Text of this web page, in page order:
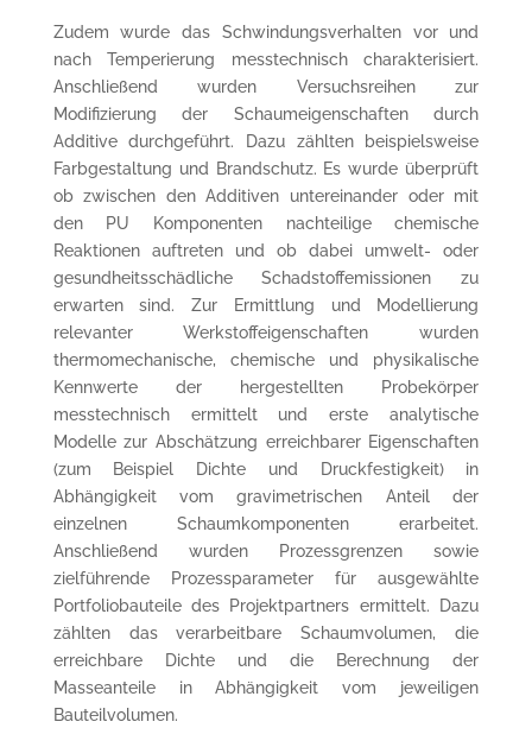
Zudem wurde das Schwindungsverhalten vor und
nach Temperierung messtechnisch charakterisiert.
Anschließend wurden Versuchsreihen zur
Modifizierung der Schaumeigenschaften durch
Additive durchgeführt. Dazu zählten beispielsweise
Farbgestaltung und Brandschutz. Es wurde überprüft
ob zwischen den Additiven untereinander oder mit
den PU Komponenten nachteilige chemische
Reaktionen auftreten und ob dabei umwelt- oder
gesundheitsschädliche Schadstoffemissionen zu
erwarten sind. Zur Ermittlung und Modellierung
relevanter Werkstoffeigenschaften wurden
thermomechanische, chemische und physikalische
Kennwerte der hergestellten Probekörper
messtechnisch ermittelt und erste analytische
Modelle zur Abschätzung erreichbarer Eigenschaften
(zum Beispiel Dichte und Druckfestigkeit) in
Abhängigkeit vom gravimetrischen Anteil der
einzelnen Schaumkomponenten erarbeitet.
Anschließend wurden Prozessgrenzen sowie
zielführende Prozessparameter für ausgewählte
Portfoliobauteile des Projektpartners ermittelt. Dazu
zählten das verarbeitbare Schaumvolumen, die
erreichbare Dichte und die Berechnung der
Masseanteile in Abhängigkeit vom jeweiligen
Bauteilvolumen.